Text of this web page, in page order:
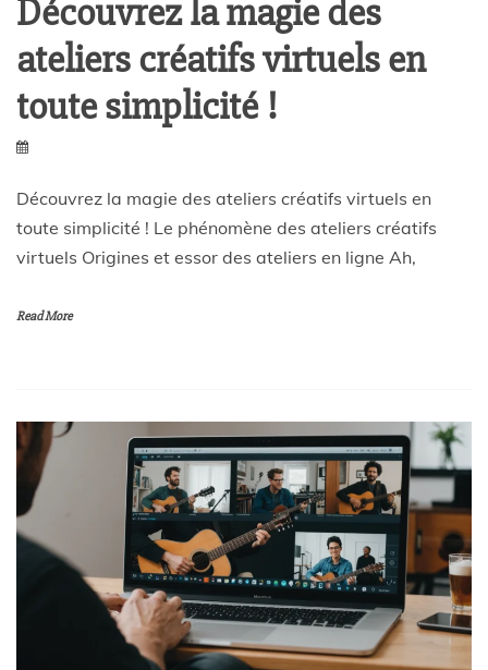
Découvrez la magie des
ateliers créatifs virtuels en
toute simplicité !
Découvrez la magie des ateliers créatifs virtuels en
toute simplicité ! Le phénomène des ateliers créatifs
virtuels Origines et essor des ateliers en ligne Ah,
Read More